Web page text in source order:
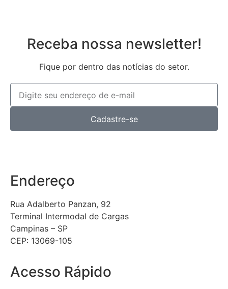
Receba nossa newsletter!
Fique por dentro das notícias do setor.
Cadastre-se
Endereço
Rua Adalberto Panzan, 92
Terminal Intermodal de Cargas
Campinas – SP
CEP: 13069-105
Acesso Rápido